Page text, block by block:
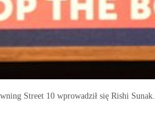
Street 10 wprowadził się Rishi Sunak.